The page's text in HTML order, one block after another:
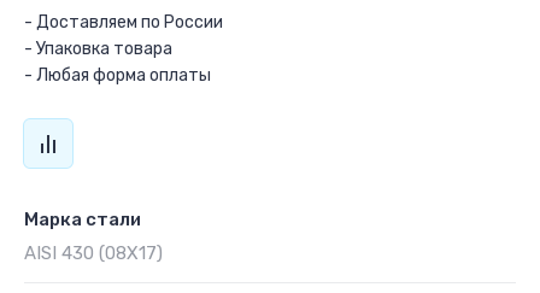
- Доставляем по России
- Упаковка товара
- Любая форма оплаты
Марка стали
AISI 430 (08Х17)